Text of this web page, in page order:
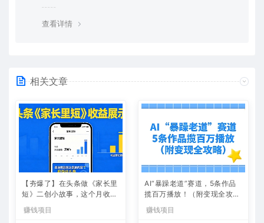
查看详情
相关文章
【夯爆了】在头条做《家长里
短》二创小故事，这个月收益
2w+
赚钱项目
AI“暴躁老道”赛道，5条作品
揽百万播放！（附变现全攻
略）
赚钱项目